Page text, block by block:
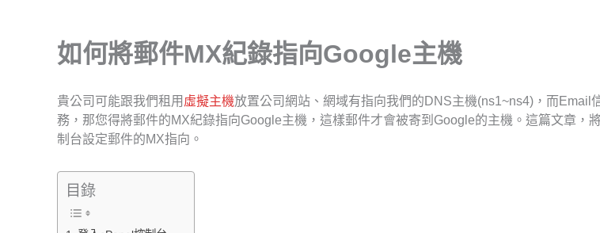
如何將郵件MX紀錄指向Google主機
貴公司可能跟我們租用 虛擬主機放置公司網站、網域有指向我們的DNS主機(ns1~ns4)，而Email
務，那您得將郵件的MX紀錄指向Google主機，這樣郵件才會被寄到Google的主機。這篇文章，
制台設定郵件的MX指向。
目錄